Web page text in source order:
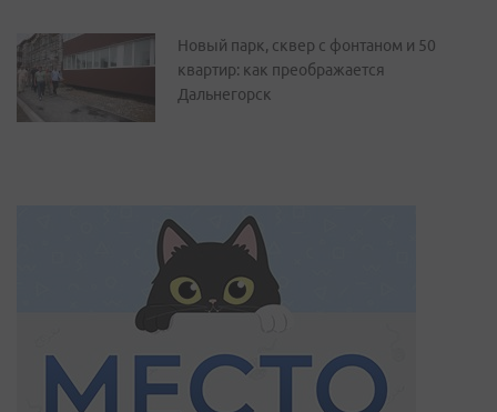
Новый парк, сквер с фонтаном и 50
квартир: как преображается
Дальнегорск